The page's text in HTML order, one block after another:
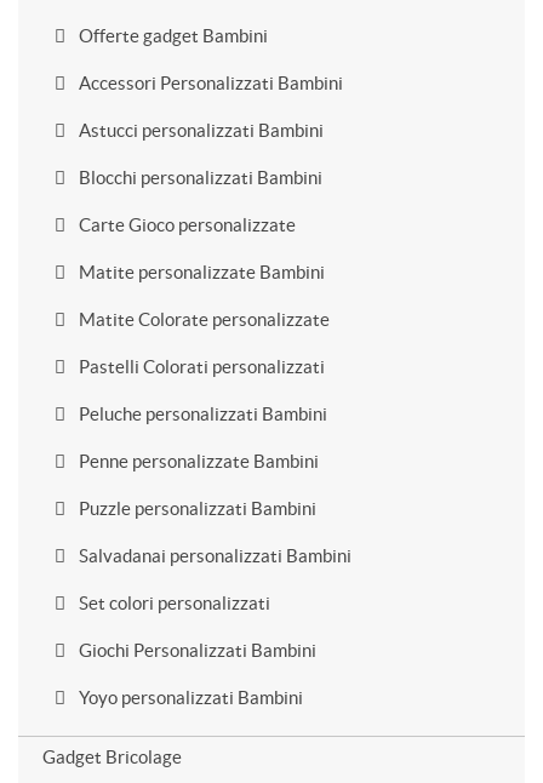
Offerte gadget Bambini
Accessori Personalizzati Bambini
Astucci personalizzati Bambini
Blocchi personalizzati Bambini
Carte Gioco personalizzate
Matite personalizzate Bambini
Matite Colorate personalizzate
Pastelli Colorati personalizzati
Peluche personalizzati Bambini
Penne personalizzate Bambini
Puzzle personalizzati Bambini
Salvadanai personalizzati Bambini
Set colori personalizzati
Giochi Personalizzati Bambini
Yoyo personalizzati Bambini
Gadget Bricolage